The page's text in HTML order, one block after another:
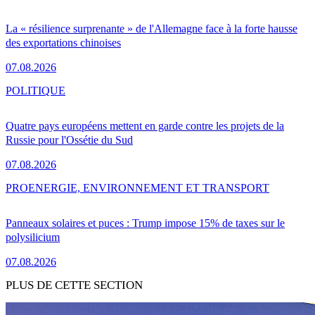
La « résilience surprenante » de l'Allemagne face à la forte hausse
des exportations chinoises
07.08.2026
Quatre pays européens mettent en garde contre les projets de la
Russie pour l'Ossétie du Sud
07.08.2026
POLITIQUE
Panneaux solaires et puces : Trump impose 15% de taxes sur le
polysilicium
07.08.2026
PROENERGIE, ENVIRONNEMENT ET TRANSPORT
PLUS DE CETTE SECTION